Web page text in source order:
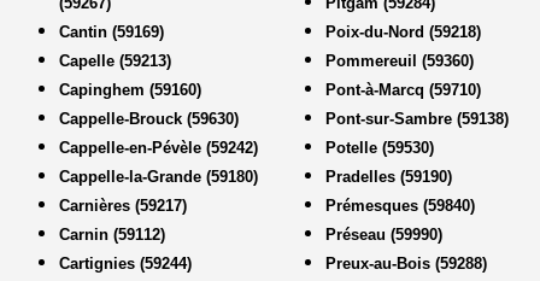
Cantin (59169)
Capelle (59213)
Capinghem (59160)
Cappelle-Brouck (59630)
Cappelle-en-Pévèle (59242)
Cappelle-la-Grande (59180)
Carnières (59217)
Carnin (59112)
Cartignies (59244)
Poix-du-Nord (59218)
Pommereuil (59360)
Pont-à-Marcq (59710)
Pont-sur-Sambre (59138)
Potelle (59530)
Pradelles (59190)
Prémesques (59840)
Préseau (59990)
Preux-au-Bois (59288)